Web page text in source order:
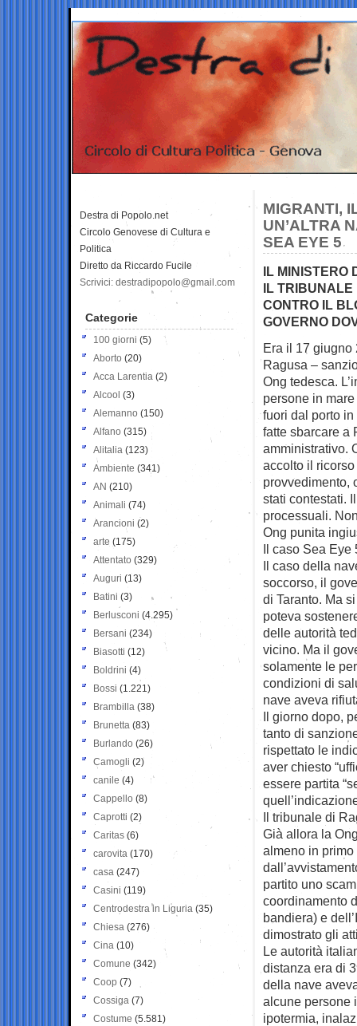
MIGRANTI,
UN’ALTRA
SEA EYE 5
IL MINISTERO
IL TRIBUNALE
CONTRO IL
GOVERNO
Era il 17 giugno
Ragusa –
Ong tedesca.
persone in
fuori dal porto
fatte sbarcare a
amministrativo.
accolto il
provvedimento,
stati contestati.
processuali.
Ong punita
Il caso Sea Eye
Il caso della
soccorso, il
di Taranto. Ma
poteva
delle autorità
vicino. Ma il
solamente le
condizioni di
nave aveva
Il giorno dopo,
tanto di
rispettato le
aver chiesto
essere partita
Il tribunale di
Già allora la
almeno in
partito uno
coordinamento
bandiera) e
dimostrato gli
Le autorità
distanza era di
della nave
alcune persone
ipotermia,
Destra di Popolo.net
Circolo Genovese di Cultura e
Politica
Diretto da Riccardo Fucile
Scrivici: destradipopolo@gmail.com
Categorie
100 giorni (5)
Aborto (20)
Acca Larentia (2)
Alcool (3)
Alemanno (150)
Alfano (315)
Alitalia (123)
Ambiente (341)
AN (210)
Animali (74)
Arancioni (2)
arte (175)
Attentato (329)
Auguri (13)
Batini (3)
Berlusconi (4.295)
Bersani (234)
Biasotti (12)
Boldrini (4)
Bossi (1.221)
Brambilla (38)
Brunetta (83)
Burlando (26)
Camogli (2)
canile (4)
Cappello (8)
Caprotti (2)
Caritas (6)
carovita (170)
casa (247)
Casini (119)
Centrodestra in Liguria (35)
Chiesa (276)
Cina (10)
Comune (342)
Coop (7)
Cossiga (7)
Costume (5.581)